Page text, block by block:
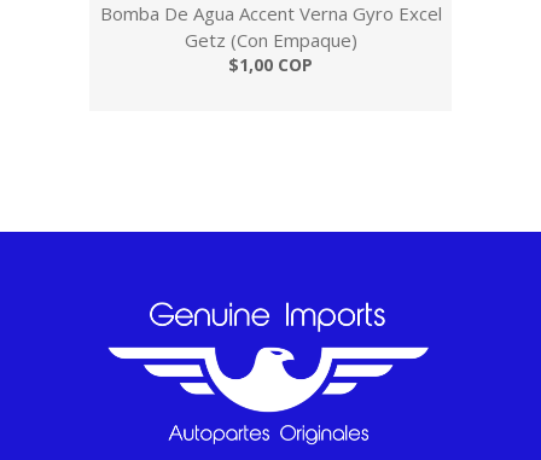
Bomba De Agua Accent Verna Gyro Excel
Getz (Con Empaque)
$1,00 COP